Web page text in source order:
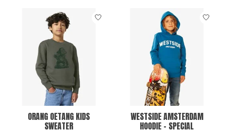
ORANG OETANG KIDS
SWEATER
WESTSIDE AMSTERDAM
HOODIE - SPECIAL